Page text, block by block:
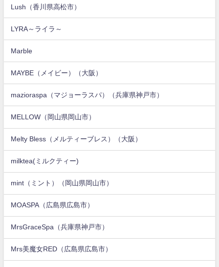
Lush（香川県高松市）
LYRA～ライラ～
Marble
MAYBE（メイビー）（大阪）
mazioraspa（マジョーラスパ）（兵庫県神戸市）
MELLOW（岡山県岡山市）
Melty Bless（メルティーブレス）（大阪）
milktea(ミルクティー)
mint（ミント）（岡山県岡山市）
MOASPA（広島県広島市）
MrsGraceSpa（兵庫県神戸市）
Mrs美魔女RED（広島県広島市）